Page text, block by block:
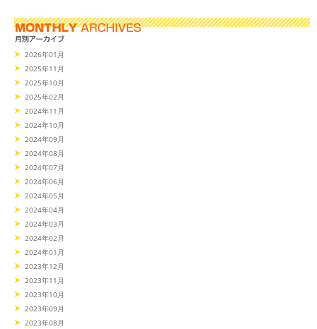
2026年01月
2025年11月
2025年10月
2025年02月
2024年11月
2024年10月
2024年09月
2024年08月
2024年07月
2024年06月
2024年05月
2024年04月
2024年03月
2024年02月
2024年01月
2023年12月
2023年11月
2023年10月
2023年09月
2023年08月